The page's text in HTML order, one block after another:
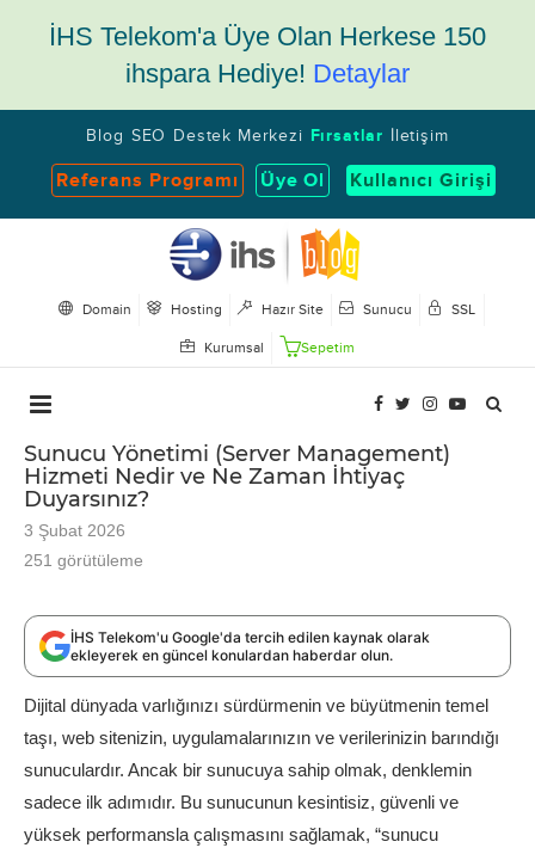
İHS Telekom'a Üye Olan Herkese 150
ihspara Hediye! Detaylar
Blog SEO Destek Merkezi Fırsatlar İletişim
Referans Programı Üye Ol Kullanıcı Girişi
Domain Hosting Hazır Site Sunucu SSL
Kurumsal Sepetim
Sunucu Yönetimi (Server Management)
Hizmeti Nedir ve Ne Zaman İhtiyaç
Duyarsınız?
3 Şubat 2026
251 görütüleme
İHS Telekom'u Google'da tercih edilen kaynak olarak
ekleyerek en güncel konulardan haberdar olun.
Dijital dünyada varlığınızı sürdürmenin ve büyütmenin temel
taşı, web sitenizin, uygulamalarınızın ve verilerinizin barındığı
sunuculardır. Ancak bir sunucuya sahip olmak, denklemin
sadece ilk adımıdır. Bu sunucunun kesintisiz, güvenli ve
yüksek performansla çalışmasını sağlamak, “sunucu